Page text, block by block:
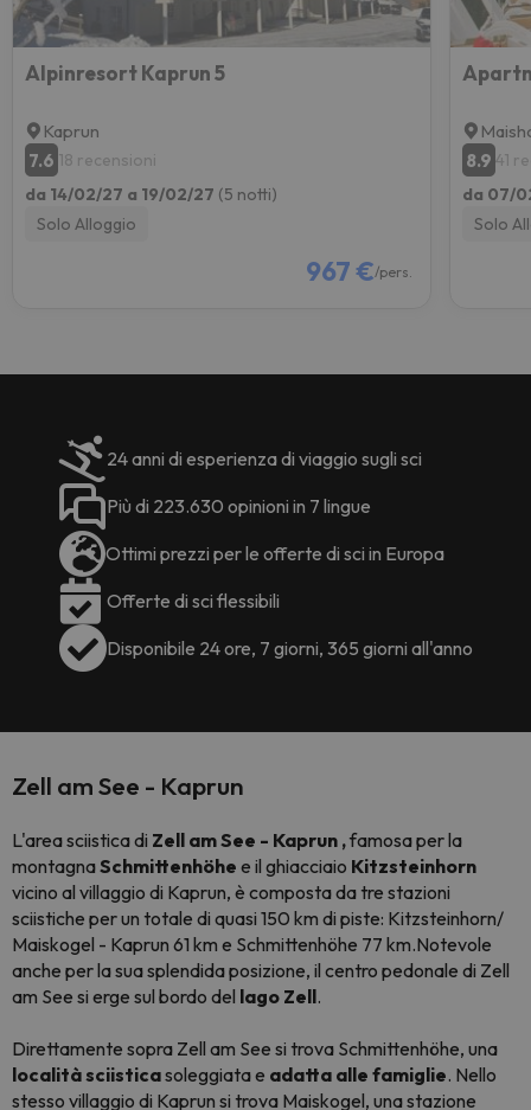
Alpinresort Kaprun 5
Kaprun
7.6 18 recensioni
da 14/02/27 a 19/02/27 (5 notti)
Solo Alloggio
967 €/pers.
8.9 41
da 07/
Solo
24 anni di esperienza di viaggio sugli sci
Più di 223.630 opinioni in 7 lingue
Ottimi prezzi per le offerte di sci in Europa
Offerte di sci flessibili
Disponibile 24 ore, 7 giorni, 365 giorni all'anno
Zell am See - Kaprun
L'area sciistica di Zell am See - Kaprun ,famosa per la
montagnaSchmittenhöhe e il ghiacciaio Kitzsteinhorn
vicino al villaggio di Kaprun, è composta da tre stazioni
sciistiche per un totale di quasi 150 km di piste: Kitzsteinhorn/
Maiskogel - Kaprun 61 km e Schmittenhöhe 77 km.Notevole
anche per la sua splendida posizione, il centro pedonale di Zell
am See si erge sul bordo del lago Zell.
Direttamente sopra Zell am See si trova Schmittenhöhe, una
località sciisticasoleggiata e adatta alle famiglie. Nello
stesso villaggio di Kaprun si trova Maiskogel, una stazione